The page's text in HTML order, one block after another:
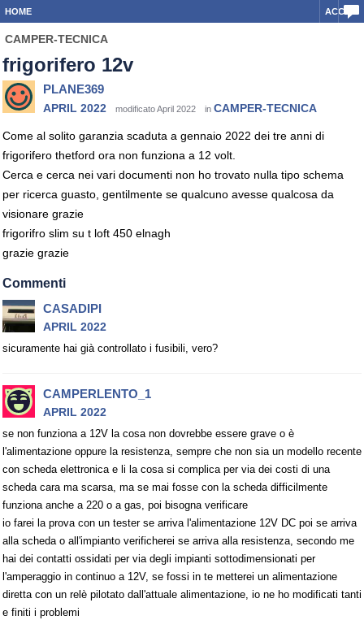
HOME ACCEDI
CAMPER-TECNICA
frigorifero 12v
PLANE369
APRIL 2022 modificato April 2022 in CAMPER-TECNICA
Come al solito garanzia scaduta a gennaio 2022 dei tre anni di
frigorifero thetford ora non funziona a 12 volt.
Cerca e cerca nei vari documenti non ho trovato nulla tipo schema
per ricerca guasto, gentilmente se qualcuno avesse qualcosa da
visionare grazie
frigorifro slim su t loft 450 elnagh
grazie grazie
Commenti
CASADIPI
APRIL 2022
sicuramente hai già controllato i fusibili, vero?
CAMPERLENTO_1
APRIL 2022
se non funziona a 12V la cosa non dovrebbe essere grave o è
l'alimentazione oppure la resistenza, sempre che non sia un modello recente
con scheda elettronica e li la cosa si complica per via dei costi di una
scheda cara ma scarsa, ma se mai fosse con la scheda difficilmente
funziona anche a 220 o a gas, poi bisogna verificare
io farei la prova con un tester se arriva l'alimentazione 12V DC poi se arriva
alla scheda o all'impianto verificherei se arriva alla resistenza, secondo me
hai dei contatti ossidati per via degli impianti sottodimensionati per
l'amperaggio in continuo a 12V, se fossi in te metterei un alimentazione
diretta con un relè pilotato dall'attuale alimentazione, io ne ho modificati tanti
e finiti i problemi